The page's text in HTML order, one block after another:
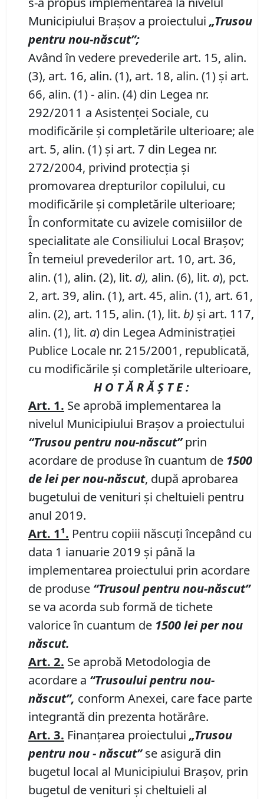
Municipiului Braşov a proiectului „Trusou
pentru nou-născut”;
Având în vedere prevederile art. 15, alin.
(3), art. 16, alin. (1), art. 18, alin. (1) şi art.
66, alin. (1) - alin. (4) din Legea nr.
292/2011 a Asistenţei Sociale, cu
modificările şi completările ulterioare; ale
art. 5, alin. (1) şi art. 7 din Legea nr.
272/2004, privind protecţia şi
promovarea drepturilor copilului, cu
modificările şi completările ulterioare;
În conformitate cu avizele comisiilor de
specialitate ale Consiliului Local Braşov;
În temeiul prevederilor art. 10, art. 36,
alin. (1), alin. (2), lit. d), alin. (6), lit. a), pct.
2, art. 39, alin. (1), art. 45, alin. (1), art. 61,
alin. (2), art. 115, alin. (1), lit. b) şi art. 117,
alin. (1), lit. a) din Legea Administraţiei
Publice Locale nr. 215/2001, republicată,
cu modificările şi completările ulterioare,
H O T Ă R Ă Ş T E :
Art. 1. Se aprobă implementarea la
nivelul Municipiului Braşov a proiectului
“Trusou pentru nou-născut”prin
acordare de produse în cuantum de 1500
de lei per nou-născut, după aprobarea
bugetului de venituri şi cheltuieli pentru
anul 2019.
Art. 1¹. Pentru copiii născuţi începând cu
data 1 ianuarie 2019 şi până la
implementarea proiectului prin acordare
de produse “Trusoul pentru nou-născut”
se va acorda sub formă de tichete
valorice în cuantum de 1500 lei per nou
născut.
Art. 2. Se aprobă Metodologia de
acordare a “Trusoului pentru nou-
născut”, conform Anexei, care face parte
integrantă din prezenta hotărâre.
Art. 3. Finanţarea proiectului „Trusou
pentru nou - născut”se asigură din
bugetul local al Municipiului Braşov, prin
bugetul de venituri şi cheltuieli al